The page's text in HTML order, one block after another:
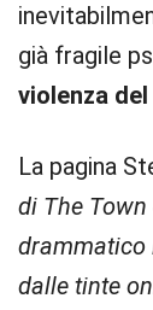
già fragile
violenza
La pagina
di The
drammatico
dalle tinte